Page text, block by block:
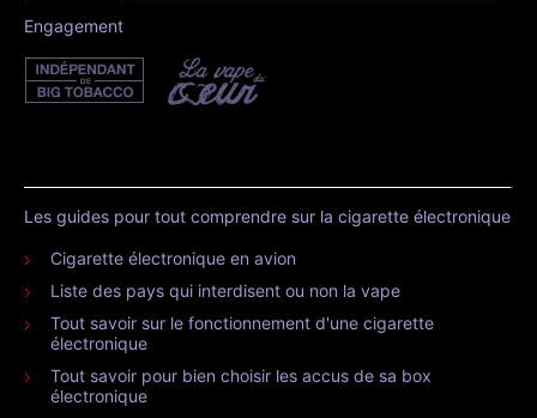
Engagement
Les guides pour tout comprendre sur la cigarette électronique
Cigarette électronique en avion
Liste des pays qui interdisent ou non la vape
Tout savoir sur le fonctionnement d'une cigarette
électronique
Tout savoir pour bien choisir les accus de sa box
électronique